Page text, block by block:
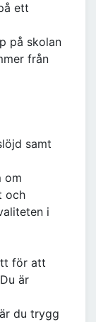
ett
på skolan
från
samt
om
och
i
för att
är
du trygg